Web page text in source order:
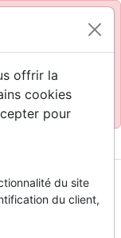
de la Bible
offrir la
cookies
pour
du site
du client,